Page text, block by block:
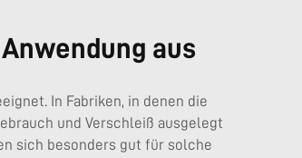
aus
In Fabriken, in denen die
und Verschleiß ausgelegt
sich besonders gut für solche